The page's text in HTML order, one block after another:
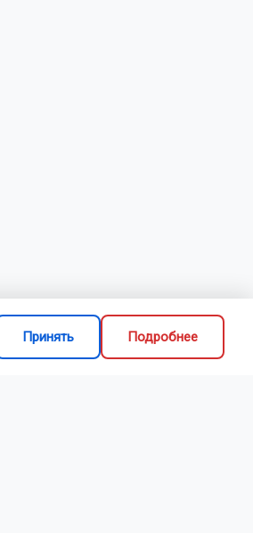
Принять Подробнее